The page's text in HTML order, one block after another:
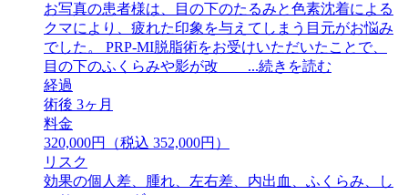
お写真の患者様は、目の下のたるみと色素沈着による
クマにより、疲れた印象を与えてしまう目元がお悩み
でした。 PRP-MI脱脂術をお受けいただいたことで、
目の下のふくらみや影が改 ...続きを読む
経過
術後 3ヶ月
料金
320,000円（税込 352,000円）
リスク
効果の個人差、腫れ、左右差、内出血、ふくらみ、し